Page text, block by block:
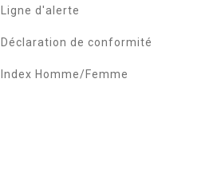
Ligne d'alerte
Déclaration de conformité
Index Homme/Femme